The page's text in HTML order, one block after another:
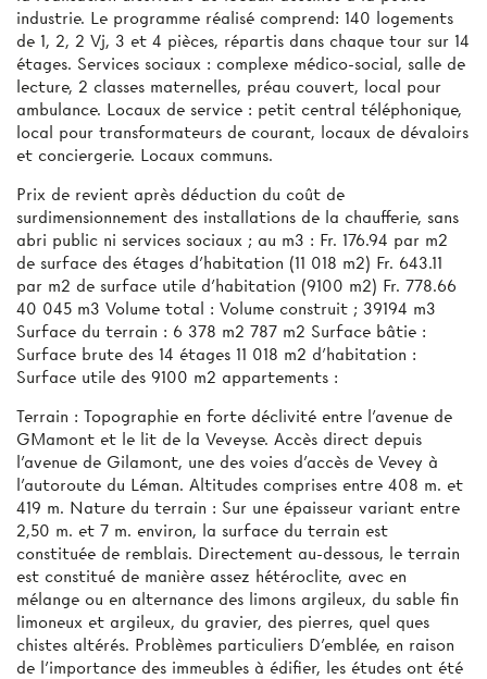
industrie. Le programme réalisé comprend: 140 logements
de 1, 2, 2 Vj, 3 et 4 pièces, répartis dans chaque tour sur 14
étages. Services sociaux : complexe médico-social, salle de
lecture, 2 classes maternelles, préau couvert, local pour
ambulance. Locaux de service : petit central téléphonique,
local pour transformateurs de courant, locaux de dévaloirs
et conciergerie. Locaux communs.
Prix de revient après déduction du coût de
surdimensionnement des installations de la chaufferie, sans
abri public ni services sociaux ; au m3 : Fr. 176.94 par m2
de surface des étages d'habitation (11 018 m2) Fr. 643.11
par m2 de surface utile d’habitation (9100 m2) Fr. 778.66
40 045 m3 Volume total : Volume construit ; 39194 m3
Surface du terrain : 6 378 m2 787 m2 Surface bâtie :
Surface brute des 14 étages 11 018 m2 d'habitation :
Surface utile des 9100 m2 appartements :
Terrain : Topographie en forte déclivité entre l'avenue de
GMamont et le lit de la Veveyse. Accès direct depuis
l'avenue de Gilamont, une des voies d'accès de Vevey à
l'autoroute du Léman. Altitudes comprises entre 408 m. et
419 m. Nature du terrain : Sur une épaisseur variant entre
2,50 m. et 7 m. environ, la surface du terrain est
constituée de remblais. Directement au-dessous, le terrain
est constitué de manière assez hétéroclite, avec en
mélange ou en alternance des limons argileux, du sable fin
limoneux et argileux, du gravier, des pierres, quel­ ques
chistes altérés. Problèmes particuliers D'emblée, en raison
de l’importance des immeubles à édifier, les études ont été